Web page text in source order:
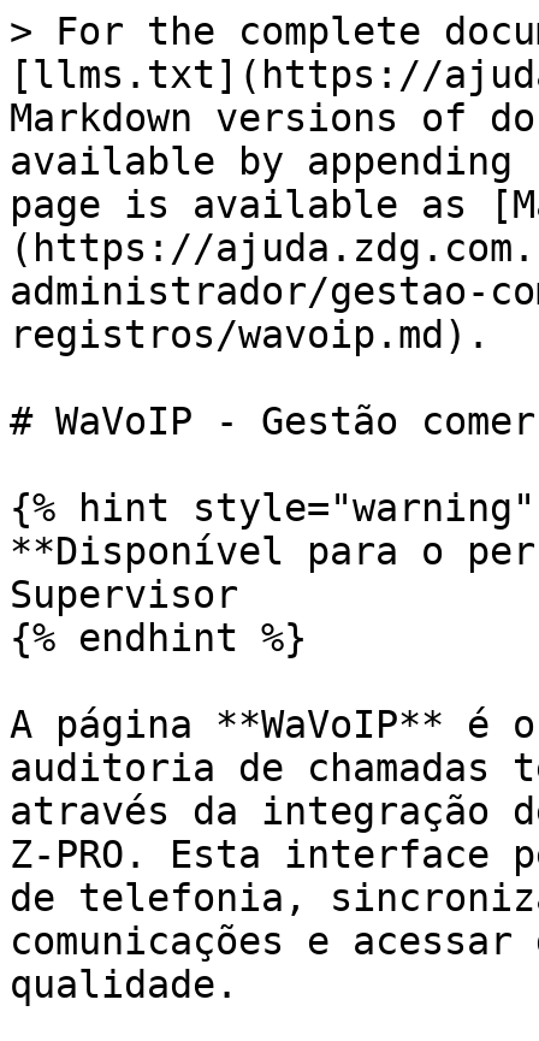
> For the complete
[llms.txt](https://
Markdown versions of
available by
page is available as
(https://
administrador/gestao-
registros/wavoip.md).
# WaVoIP - Gestão
{% hint style="warning"
**Disponível para o
Supervisor
{% endhint %}
A página **WaVoIP** é
auditoria de
através da integração
Z-PRO. Esta interface
de telefonia,
comunicações e
qualidade.